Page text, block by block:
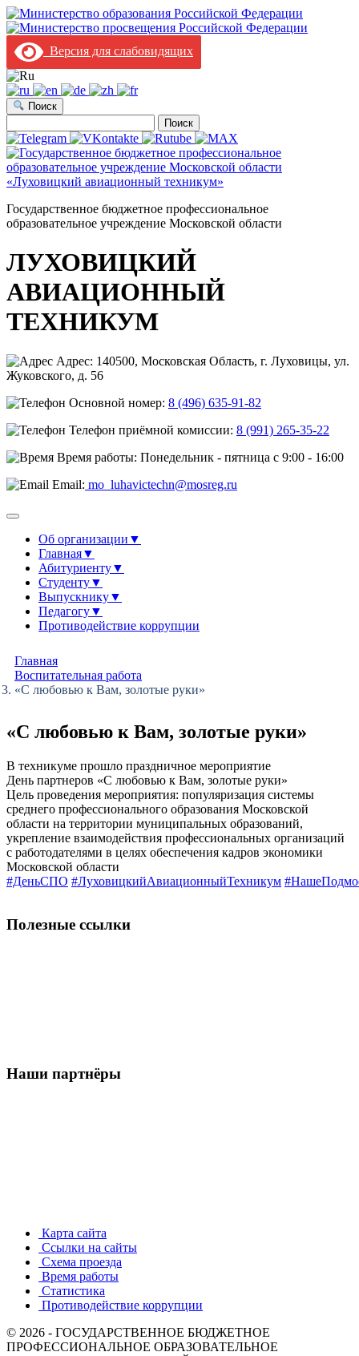
Версия для слабовидящих
Поиск
Государственное бюджетное профессиональное
образовательное учреждение Московской области
ЛУХОВИЦКИЙ
АВИАЦИОННЫЙ
ТЕХНИКУМ
Адрес: 140500, Московская Область, г. Луховицы, ул.
Жуковского, д. 56
Основной номер: 8 (496) 635-91-82
Телефон приёмной комиссии: 8 (991) 265-35-22
Время работы: Понедельник - пятница с 9:00 - 16:00
Email: mo_luhavictechn@mosreg.ru
Об организации ▼
Главная▼
Абитуриенту▼
Студенту▼
Выпускнику▼
Педагогу▼
Противодействие коррупции
Главная
Воспитательная работа
«С любовью к Вам, золотые руки»
«С любовью к Вам, золотые руки»
В техникуме прошло праздничное мероприятие
День партнеров «С любовью к Вам, золотые руки»
Цель проведения мероприятия: популяризация системы
среднего профессионального образования Московской
области на территории муниципальных образований,
укрепление взаимодействия профессиональных организаций
с работодателями в целях обеспечения кадров экономики
Московской области
#ДеньСПО #ЛуховицкийАвиационныйТехникум
Полезные ссылки
Наши партнёры
Карта сайта
Ссылки на сайты
Схема проезда
Время работы
Статистика
Противодействие коррупции
© 2026 - ГОСУДАРСТВЕННОЕ БЮДЖЕТНОЕ
ПРОФЕССИОНАЛЬНОЕ ОБРАЗОВАТЕЛЬНОЕ